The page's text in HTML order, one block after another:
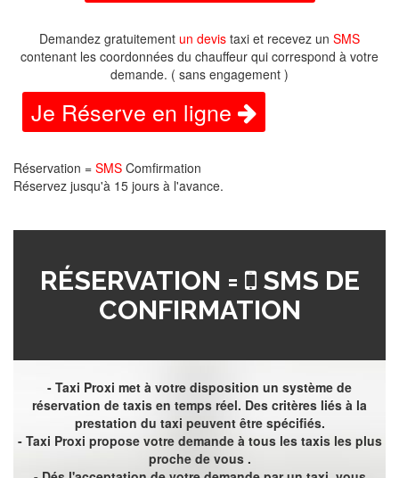
Demandez gratuitement un devis taxi et recevez un SMS
contenant les coordonnées du chauffeur qui correspond à votre
demande. ( sans engagement )
Je Réserve en ligne
Réservation = SMS Comfirmation
Réservez jusqu'à 15 jours à l'avance.
RÉSERVATION =
SMS DE
CONFIRMATION
- Taxi Proxi met à votre disposition un système de
réservation de taxis en temps réel. Des critères liés à la
prestation du taxi peuvent être spécifiés.
- Taxi Proxi propose votre demande à tous les taxis les plus
proche de vous .